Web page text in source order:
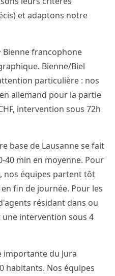
et adaptons notre
Bienne francophone
Bienne/Biel
particulière : nos
allemand pour la partie
intervention sous 72h
base de Lausanne se fait
min en moyenne. Pour
nos équipes partent tôt
fin de journée. Pour les
résidant dans ou
intervention sous 4
importante du Jura
habitants. Nos équipes